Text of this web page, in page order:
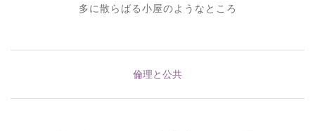
多に散らばる小屋のようなところ
倫理と公共